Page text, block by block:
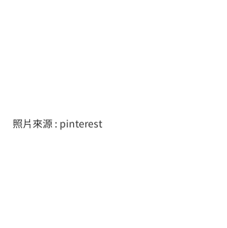
照片來源 : pinterest